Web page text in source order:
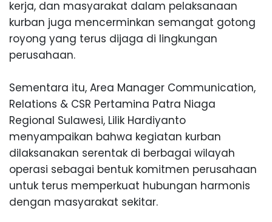
kerja, dan masyarakat dalam pelaksanaan
kurban juga mencerminkan semangat gotong
royong yang terus dijaga di lingkungan
perusahaan.
Sementara itu, Area Manager Communication,
Relations & CSR Pertamina Patra Niaga
Regional Sulawesi, Lilik Hardiyanto
menyampaikan bahwa kegiatan kurban
dilaksanakan serentak di berbagai wilayah
operasi sebagai bentuk komitmen perusahaan
untuk terus memperkuat hubungan harmonis
dengan masyarakat sekitar.